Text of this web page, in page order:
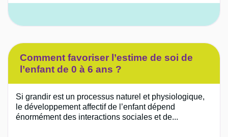
Comment favoriser l’estime de soi de
l’enfant de 0 à 6 ans ?
Si grandir est un processus naturel et physiologique,
le développement affectif de l’enfant dépend
énormément des interactions sociales et de...